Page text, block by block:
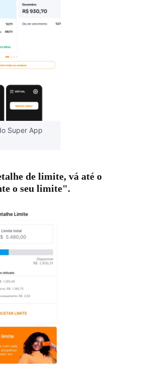
Super App
de limite, vá até o
o seu limite".